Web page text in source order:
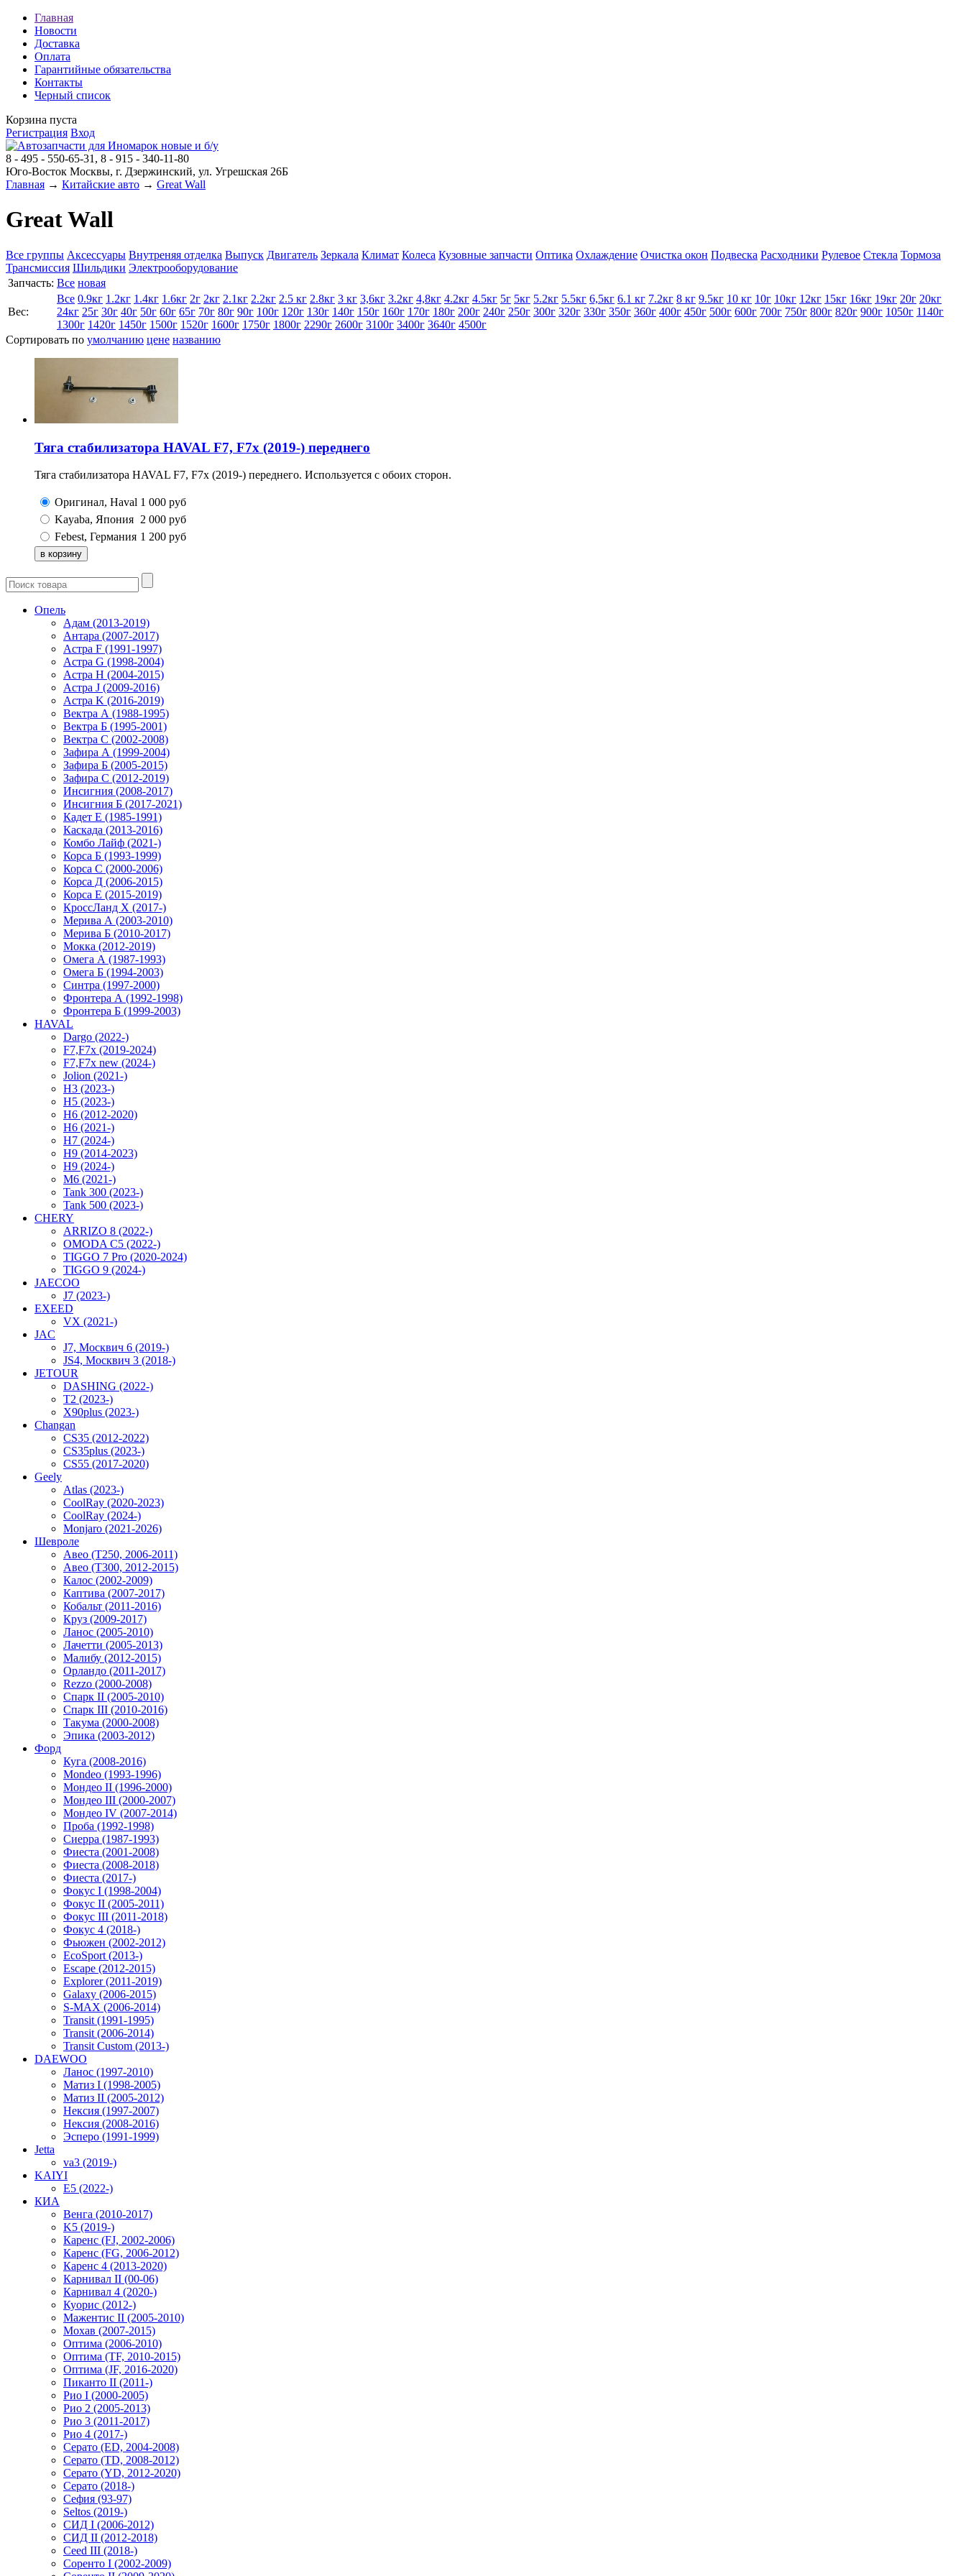
Главная
Новости
Доставка
Оплата
Гарантийные обязательства
Контакты
Черный список
Корзина пуста
Регистрация Вход
8 - 495 - 550-65-31, 8 - 915 - 340-11-80
Юго-Восток Москвы, г. Дзержинский, ул. Угрешская 26Б
Главная → Китайские авто → Great Wall
Great Wall
Все группы Аксессуары Внутреняя отделка Выпуск Двигатель Зеркала Климат Колеса Кузовные запчасти Оптика Охлаждение Очистка окон Подвеска Расходники Рулевое Стекла Тормоза
Трансмиссия Шильдики Электрооборудование
Запчасть: Все новая
Вес:
Все 0.9кг 1.2кг 1.4кг 1.6кг 2г 2кг 2.1кг 2.2кг 2.5 кг 2.8кг 3 кг 3,6кг 3.2кг 4,8кг 4.2кг 4.5кг 5г 5кг 5.2кг 5.5кг 6,5кг 6.1 кг 7.2кг 8 кг 9.5кг 10 кг 10г 10кг 12кг 15кг 16кг 19кг 20г 20кг
24кг 25г 30г 40г 50г 60г 65г 70г 80г 90г 100г 120г 130г 140г 150г 160г 170г 180г 200г 240г 250г 300г 320г 330г 350г 360г 400г 450г 500г 600г 700г 750г 800г 820г 900г 1050г 1140г
1300г 1420г 1450г 1500г 1520г 1600г 1750г 1800г 2290г 2600г 3100г 3400г 3640г 4500г
Сортировать по умолчанию цене названию
Тяга стабилизатора HAVAL F7, F7x (2019-) переднего
Тяга стабилизатора HAVAL F7, F7x (2019-) переднего. Используется с обоих сторон.
Оригинал, Haval 1 000 руб
Kayaba, Япония 2 000 руб
Febest, Германия 1 200 руб
Опель
Адам (2013-2019)
Антара (2007-2017)
Астра F (1991-1997)
Астра G (1998-2004)
Астра H (2004-2015)
Астра J (2009-2016)
Астра K (2016-2019)
Вектра А (1988-1995)
Вектра Б (1995-2001)
Вектра С (2002-2008)
Зафира А (1999-2004)
Зафира Б (2005-2015)
Зафира С (2012-2019)
Инсигния (2008-2017)
Инсигния Б (2017-2021)
Кадет Е (1985-1991)
Каскада (2013-2016)
Комбо Лайф (2021-)
Корса Б (1993-1999)
Корса С (2000-2006)
Корса Д (2006-2015)
Корса E (2015-2019)
КроссЛанд X (2017-)
Мерива А (2003-2010)
Мерива Б (2010-2017)
Мокка (2012-2019)
Омега А (1987-1993)
Омега Б (1994-2003)
Синтра (1997-2000)
Фронтера А (1992-1998)
Фронтера Б (1999-2003)
HAVAL
Dargo (2022-)
F7,F7x (2019-2024)
F7,F7x new (2024-)
Jolion (2021-)
H3 (2023-)
H5 (2023-)
H6 (2012-2020)
H6 (2021-)
H7 (2024-)
H9 (2014-2023)
H9 (2024-)
M6 (2021-)
Tank 300 (2023-)
Tank 500 (2023-)
CHERY
ARRIZO 8 (2022-)
OMODA C5 (2022-)
TIGGO 7 Pro (2020-2024)
TIGGO 9 (2024-)
JAECOO
J7 (2023-)
EXEED
VX (2021-)
JAC
J7, Москвич 6 (2019-)
JS4, Москвич 3 (2018-)
JETOUR
DASHING (2022-)
T2 (2023-)
X90plus (2023-)
Changan
CS35 (2012-2022)
CS35plus (2023-)
CS55 (2017-2020)
Geely
Atlas (2023-)
CoolRay (2020-2023)
CoolRay (2024-)
Monjaro (2021-2026)
Шевроле
Авео (T250, 2006-2011)
Авео (T300, 2012-2015)
Калос (2002-2009)
Каптива (2007-2017)
Кобальт (2011-2016)
Круз (2009-2017)
Ланос (2005-2010)
Лачетти (2005-2013)
Малибу (2012-2015)
Орландо (2011-2017)
Rezzo (2000-2008)
Спарк II (2005-2010)
Спарк III (2010-2016)
Такума (2000-2008)
Эпика (2003-2012)
Форд
Куга (2008-2016)
Mondeo (1993-1996)
Мондео II (1996-2000)
Мондео III (2000-2007)
Мондео IV (2007-2014)
Проба (1992-1998)
Сиерра (1987-1993)
Фиеста (2001-2008)
Фиеста (2008-2018)
Фиеста (2017-)
Фокус I (1998-2004)
Фокус II (2005-2011)
Фокус III (2011-2018)
Фокус 4 (2018-)
Фьюжен (2002-2012)
EcoSport (2013-)
Escape (2012-2015)
Explorer (2011-2019)
Galaxy (2006-2015)
S-MAX (2006-2014)
Transit (1991-1995)
Transit (2006-2014)
Transit Custom (2013-)
DAEWOO
Ланос (1997-2010)
Матиз I (1998-2005)
Матиз II (2005-2012)
Нексия (1997-2007)
Нексия (2008-2016)
Эсперо (1991-1999)
Jetta
va3 (2019-)
KAIYI
E5 (2022-)
КИА
Венга (2010-2017)
K5 (2019-)
Каренс (FJ, 2002-2006)
Каренс (FG, 2006-2012)
Каренс 4 (2013-2020)
Карнивал II (00-06)
Карнивал 4 (2020-)
Куорис (2012-)
Мажентис II (2005-2010)
Мохав (2007-2015)
Оптима (2006-2010)
Оптима (TF, 2010-2015)
Оптима (JF, 2016-2020)
Пиканто II (2011-)
Рио I (2000-2005)
Рио 2 (2005-2013)
Рио 3 (2011-2017)
Рио 4 (2017-)
Серато (ED, 2004-2008)
Серато (TD, 2008-2012)
Серато (YD, 2012-2020)
Серато (2018-)
Сефия (93-97)
Seltos (2019-)
СИД I (2006-2012)
СИД II (2012-2018)
Ceed III (2018-)
Соренто I (2002-2009)